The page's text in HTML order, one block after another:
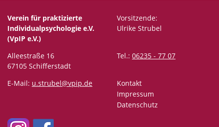
Verein für praktizierte
Individualpsychologie e.V.
(VpIP e.V.)
Vorsitzende:
Ulrike Strubel
Alleestraße 16
67105 Schifferstadt
Tel.: 06235 - 77 07
E-Mail: u.strubel@vpip.de
Kontakt
Impressum
Datenschutz